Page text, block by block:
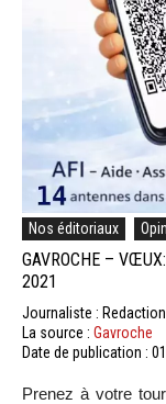
Nos éditoriaux
GAVROCHE –
2021
Journaliste : Redaction
La source : Gavroche
Date de publication :
Prenez à votre